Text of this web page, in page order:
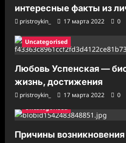
интересные факты из
pristroykin_ 17 марта 2022 0
Uncategorised
Любовь Успенская —
жизнь, достижения
pristroykin_ 17 марта 2022
0
Uncategorised
Причины